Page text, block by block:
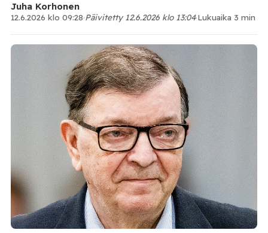
Juha Korhonen
12.6.2026 klo 09:28·Päivitetty 12.6.2026 klo 13:04·Lukuaika 3 min